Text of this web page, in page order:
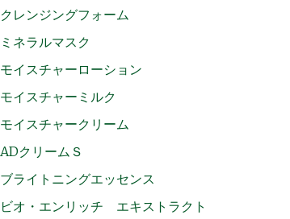
クレンジングフォーム
ミネラルマスク
モイスチャーローション
モイスチャーミルク
モイスチャークリーム
ADクリームＳ
ブライトニングエッセンス
ビオ・エンリッチ エキストラクト